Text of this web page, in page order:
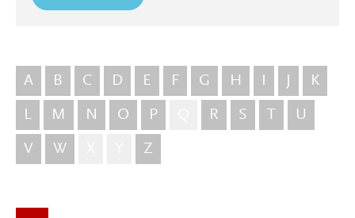
A B C D E F G H I K
L M N O P R S T U
V W Z